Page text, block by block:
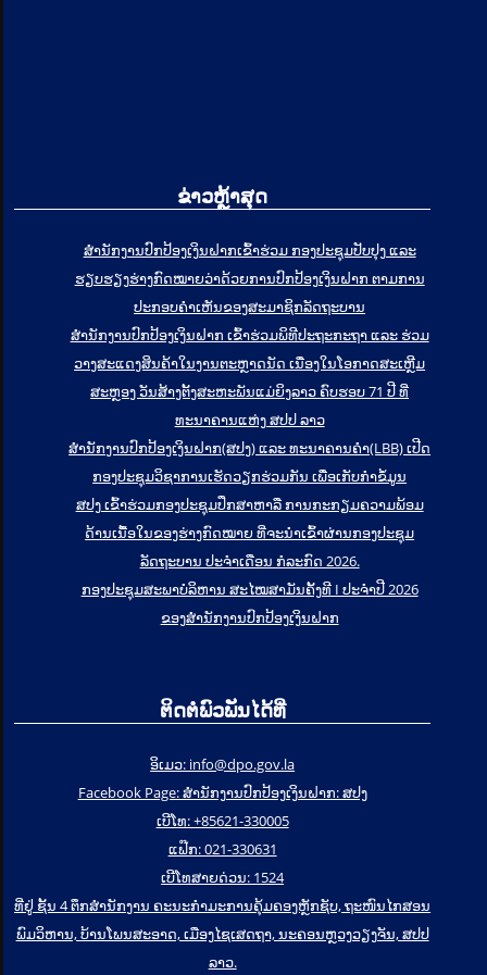
ຂ່າວຫຼ້າສຸດ
ສໍານັກງານປົກປ້ອງເງິນຝາກເຂົ້າຮ່ວມ ກອງປະຊຸມປັບປຸງ ແລະ
ຮຽບຮຽງຮ່າງກົດໝາຍວ່າດ້ວຍການປົກປ້ອງເງິນຝາກ ຕາມການ
ປະກອບຄຳເຫັນຂອງສະມາຊິກລັດຖະບານ
ສຳນັກງານປົກປ້ອງເງິນຝາກ ເຂົ້າຮ່ວມພິທີປະຖະກະຖາ ແລະ ຮ່ວມ
ວາງສະແດງສິນຄ້າໃນງານຕະຫຼາດນັດ ເນື່ອງໃນໂອກາດສະເຫຼີມ
ສະຫຼອງ ວັນສ້າງຕັ້ງສະຫະພັນແມ່ຍິງລາວ ຄົບຮອບ 71 ປີ ທີ່
ທະນາຄານແຫ່ງ ສປປ ລາວ
ສຳນັກງານປົກປ້ອງເງິນຝາກ(ສປງ) ແລະ ທະນາຄານຄຳ(LBB) ເປີດ
ກອງປະຊຸມວິຊາການເຮັດວຽກຮ່ວມກັນ ເພື່ອເກັບກຳຂໍ້ມູນ
ສປງ ເຂົ້າຮ່ວມກອງປະຊຸມປຶກສາຫາລື ການກະກຽມຄວາມພ້ອມ
ດ້ານເນື້ອໃນຂອງຮ່າງກົດໝາຍ ທີ່ຈະນໍາເຂົ້າຜ່ານກອງປະຊຸມ
ລັດຖະບານ ປະຈໍາເດືອນ ກໍລະກົດ 2026.
ກອງປະຊຸມສະພາບໍລິຫານ ສະໄໝສາມັນຄັ້ງທີ I ປະຈຳປີ 2026
ຂອງສຳນັກງານປົກປ້ອງເງິນຝາກ
ຕິດຕໍ່ພົວພັນໄດ້ທີ່
ອິເມວ: info@dpo.gov.la
Facebook Page: ສໍານັກງານປົກປ້ອງເງິນຝາກ: ສປງ
ເບີໂທ: +85621-330005
ແຟ໊ກ: 021-330631
ເບີໂທສາຍດ່ວນ: 1524
ທີ່ຢູ່ ຊັ້ນ 4 ຕຶກສຳນັກງານ ຄະນະກຳມະການຄຸ້ມຄອງຫຼັກຊັບ, ຖະໜົນໄກສອນ
ພົມວິຫານ, ບ້ານໂພນສະອາດ, ເມືອງໄຊເສດຖາ, ນະຄອນຫຼວງວຽງຈັນ, ສປປ
ລາວ.